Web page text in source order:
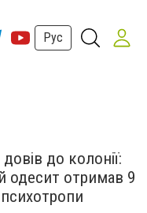
Рус
до колонії:
одесит отримав 9